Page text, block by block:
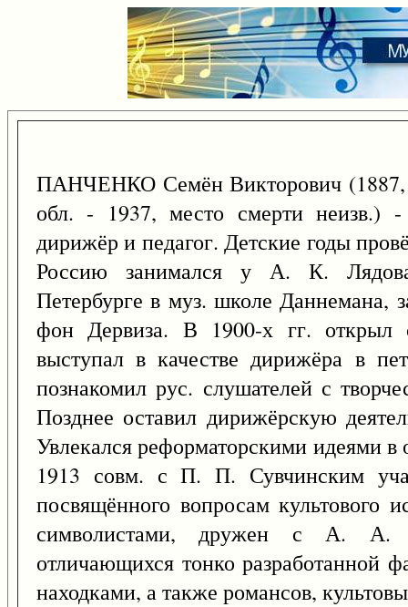
ПАНЧЕНКО Семён Викторович (1887,
обл. - 1937, место смерти неизв.) -
дирижёр и педагог. Детские годы
Россию занимался у А. К.
Петербурге в муз. школе Даннемана,
фон Дервиза. В 1900-х гг. открыл
выступал в качестве дирижёра в
познакомил рус. слушателей с
Позднее оставил дирижёрскую
Увлекался реформаторскими идеями в
1913 совм. с П. П. Сувчинским
посвящённого вопросам культового
символистами, дружен с А. А.
отличающихся тонко разработанной
находками, а также романсов,